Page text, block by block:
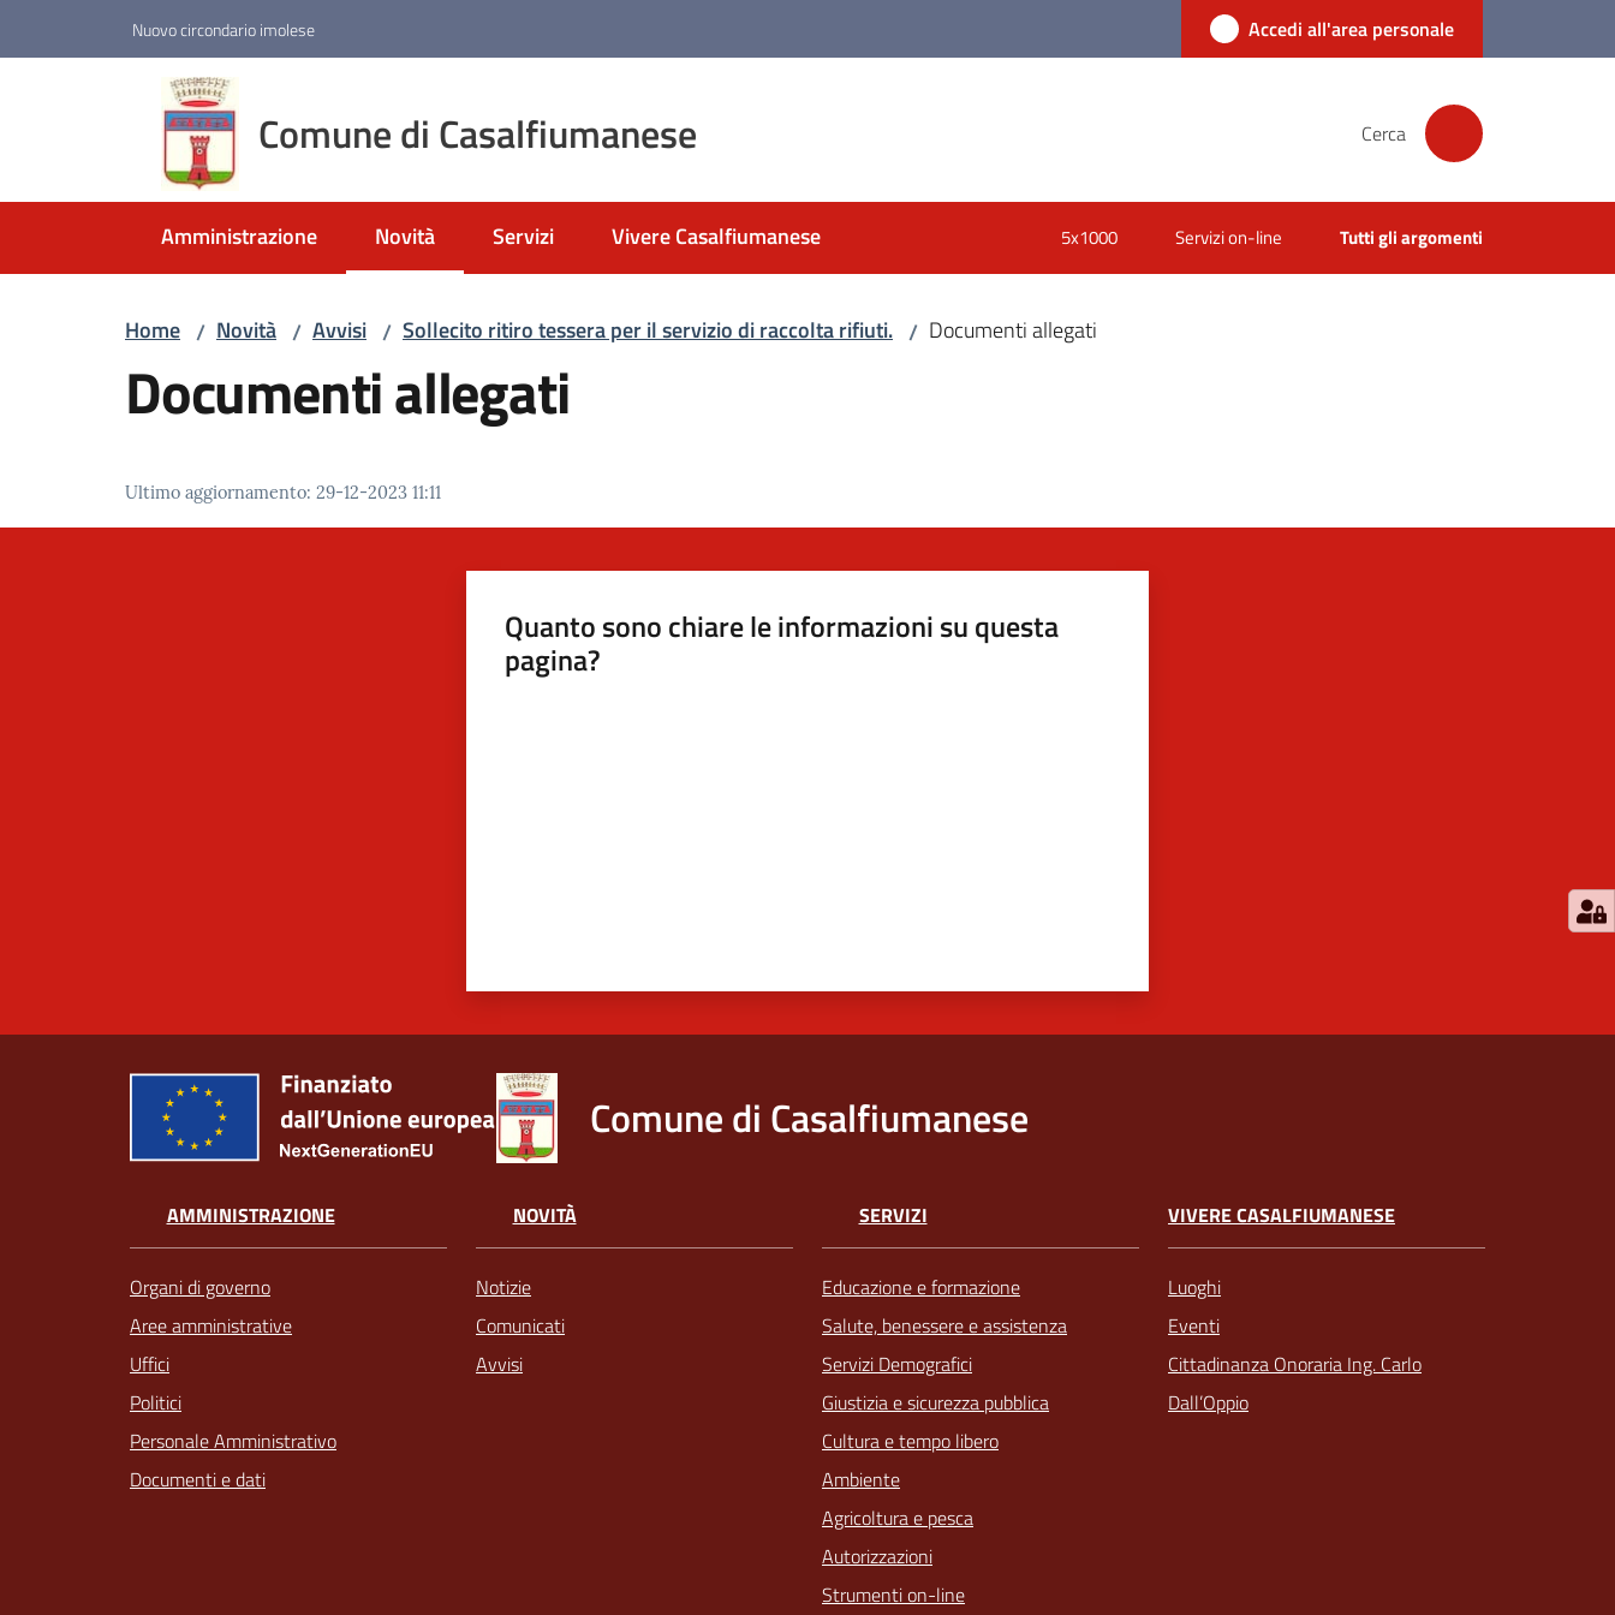
Nuovo circondario imolese Accedi all'area personale
Comune di Casalfiumanese Cerca
Amministrazione Novità
Menu selezionato
Servizi Vivere Casalfiumanese 5x1000 Servizi on-line Tutti gli argomenti
Home / Novità / Avvisi / Sollecito ritiro tessera per il servizio di raccolta rifiuti. / Documenti allegati
Documenti allegati
Ultimo aggiornamento: 29-12-2023 11:11
Quanto sono chiare le informazioni su questa
pagina?
Comune di Casalfiumanese
AMMINISTRAZIONE
Organi di governo
Aree amministrative
Uffici
Politici
Personale Amministrativo
Documenti e dati
NOVITÀ
Notizie
Comunicati
Avvisi
SERVIZI
Educazione e formazione
Salute, benessere e assistenza
Servizi Demografici
Giustizia e sicurezza pubblica
Cultura e tempo libero
Ambiente
Agricoltura e pesca
Autorizzazioni
Strumenti on-line
VIVERE CASALFIUMANESE
Luoghi
Eventi
Cittadinanza Onoraria Ing. Carlo
Dall’Oppio